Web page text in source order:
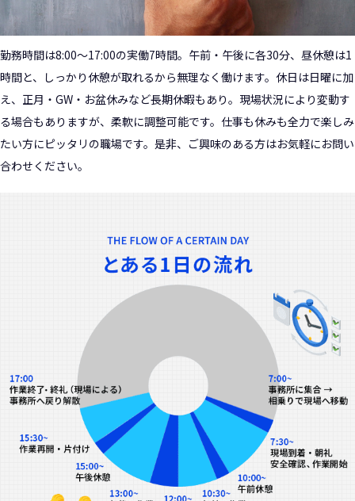
勤務時間は8:00～17:00の実働7時間。午前・午後に各30分、昼休憩は1
時間と、しっかり休憩が取れるから無理なく働けます。休日は日曜に加
え、正月・GW・お盆休みなど長期休暇もあり。現場状況により変動す
る場合もありますが、柔軟に調整可能です。仕事も休みも全力で楽しみ
たい方にピッタリの職場です。是非、ご興味のある方はお気軽にお問い
合わせください。